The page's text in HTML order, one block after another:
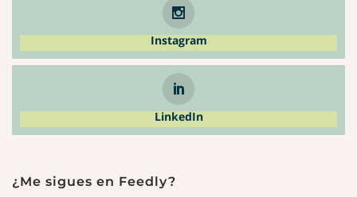
Instagram
LinkedIn
¿Me sigues en Feedly?